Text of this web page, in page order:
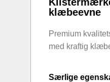
klæbeevne
Premium
med kraftig
Særlige